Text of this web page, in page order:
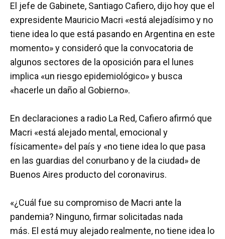
ce
b
o
o
k
tt
er
at
s
A
p
p
ail m
p
ar
tir
El jefe de Gabinete, Santiago Cafiero, dijo hoy que el
expresidente Mauricio Macri «está alejadísimo y no
tiene idea lo que está pasando en Argentina en este
momento» y consideró que la convocatoria de
algunos sectores de la oposición para el lunes
implica «un riesgo epidemiológico» y busca
«hacerle un daño al Gobierno».
En declaraciones a radio La Red, Cafiero afirmó que
Macri «está alejado mental, emocional y
físicamente» del país y «no tiene idea lo que pasa
en las guardias del conurbano y de la ciudad» de
Buenos Aires producto del coronavirus.
«¿Cuál fue su compromiso de Macri ante la
pandemia? Ninguno, firmar solicitadas nada
más. El está muy alejado realmente, no tiene idea lo